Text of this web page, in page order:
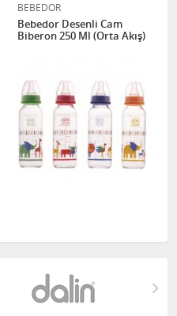
BEBEDOR
Bebedor Desenli Cam
Biberon 250 Ml (Orta Akış)